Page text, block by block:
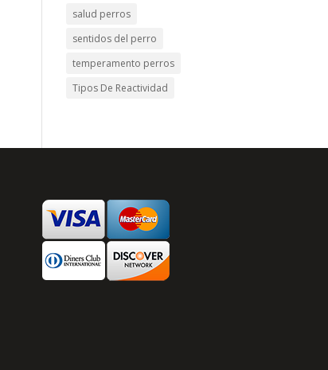
salud perros
sentidos del perro
temperamento perros
Tipos De Reactividad